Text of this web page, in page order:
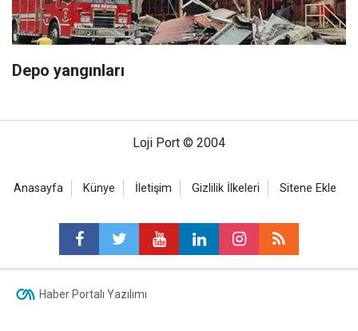
Depo yangınları
Loji Port © 2004
Anasayfa Künye İletişim Gizlilik İlkeleri Sitene Ekle
Haber Portalı Yazılımı